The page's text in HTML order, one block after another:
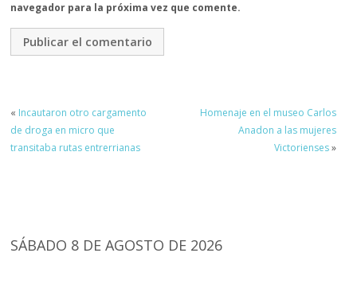
navegador para la próxima vez que comente.
« Incautaron otro cargamento
de droga en micro que
transitaba rutas entrerrianas
Homenaje en el museo Carlos
Anadon a las mujeres
Victorienses»
SÁBADO 8 DE AGOSTO DE 2026